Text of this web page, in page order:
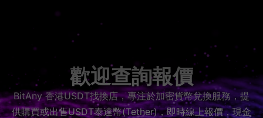
歡迎查詢報價
BitAny 香港USDT找換店，專注於加密貨幣兌換服務，提
供購買或出售USDT泰達幣(Tether)，即時線上報價，現金